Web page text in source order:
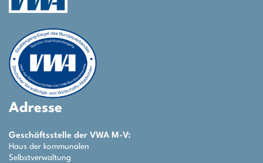
Adresse
Geschäftsstelle der VWA M-V:
Haus der kommunalen
Selbstverwaltung